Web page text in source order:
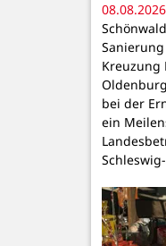
08.08.2026
Kreuzung
bei der
ein